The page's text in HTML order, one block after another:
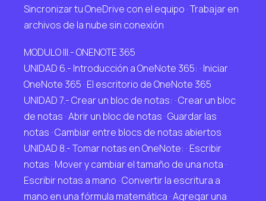
Sincronizar tu OneDrive con el equipo · Trabajar en
archivos de la nube sin conexión
MODULO III.- ONENOTE 365
UNIDAD 6.- Introducción a OneNote 365: · Iniciar
OneNote 365 · El escritorio de OneNote 365
UNIDAD 7.- Crear un bloc de notas: · Crear un bloc
de notas · Abrir un bloc de notas · Guardar las
notas · Cambiar entre blocs de notas abiertos
UNIDAD 8.- Tomar notas en OneNote: · Escribir
notas · Mover y cambiar el tamaño de una nota ·
Escribir notas a mano · Convertir la escritura a
mano en una fórmula matemática · Agregar una